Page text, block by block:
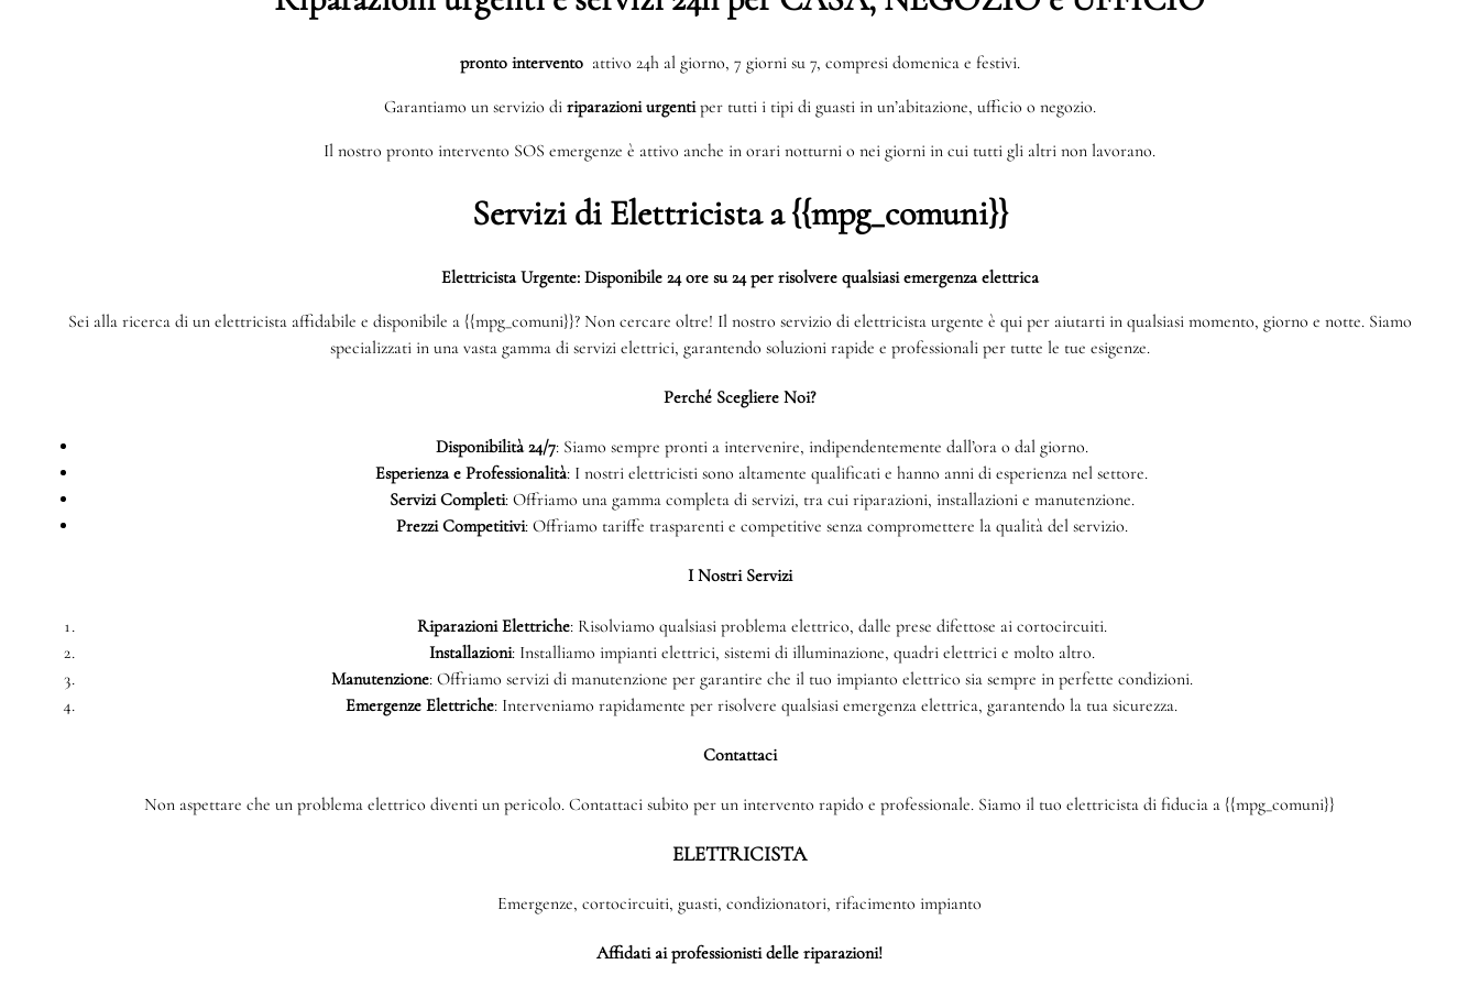
pronto intervento attivo 24h al giorno, 7 giorni su 7, compresi domenica e festivi.
Garantiamo un servizio di riparazioni urgentiper tutti i tipi di guasti in un’abitazione, ufficio o negozio.
Il nostro pronto intervento SOS emergenze è attivo anche in orari notturni o nei giorni in cui tutti gli altri non lavorano.
Servizi di Elettricista a {{mpg_comuni}}
Elettricista Urgente: Disponibile 24 ore su 24 per risolvere qualsiasi emergenza elettrica
Sei alla ricerca di un elettricista affidabile e disponibile a {{mpg_comuni}}? Non cercare oltre! Il nostro servizio di elettricista urgente è qui per aiutarti in qualsiasi momento, giorno e notte. Siamo
specializzati in una vasta gamma di servizi elettrici, garantendo soluzioni rapide e professionali per tutte le tue esigenze.
Perché Scegliere Noi?
Disponibilità 24/7: Siamo sempre pronti a intervenire, indipendentemente dall’ora o dal giorno.
Esperienza e Professionalità: I nostri elettricisti sono altamente qualificati e hanno anni di esperienza nel settore.
Servizi Completi: Offriamo una gamma completa di servizi, tra cui riparazioni, installazioni e manutenzione.
Prezzi Competitivi: Offriamo tariffe trasparenti e competitive senza compromettere la qualità del servizio.
I Nostri Servizi
Riparazioni Elettriche: Risolviamo qualsiasi problema elettrico, dalle prese difettose ai cortocircuiti.
Installazioni: Installiamo impianti elettrici, sistemi di illuminazione, quadri elettrici e molto altro.
Manutenzione: Offriamo servizi di manutenzione per garantire che il tuo impianto elettrico sia sempre in perfette condizioni.
Emergenze Elettriche: Interveniamo rapidamente per risolvere qualsiasi emergenza elettrica, garantendo la tua sicurezza.
Contattaci
Non aspettare che un problema elettrico diventi un pericolo. Contattaci subito per un intervento rapido e professionale. Siamo il tuo elettricista di fiducia a {{mpg_comuni}}
ELETTRICISTA
Emergenze, cortocircuiti, guasti, condizionatori, rifacimento impianto
Affidati ai professionisti delle riparazioni!